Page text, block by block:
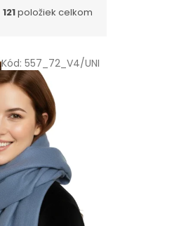
121položiek celkom
Kód: 557_72_V4/UNI